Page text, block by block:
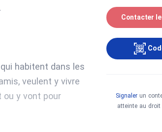
habitent dans les
veulent y vivre
ou y vont pour
Contacter
Signalerun
atteinte au